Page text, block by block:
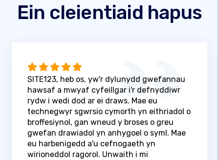
Ein cleientiaid hapus
SITE123, heb os, yw'r dylunydd gwefannau
hawsaf a mwyaf cyfeillgar i'r defnyddiwr
rydw i wedi dod ar ei draws. Mae eu
technegwyr sgwrsio cymorth yn eithriadol o
broffesiynol, gan wneud y broses o greu
gwefan drawiadol yn anhygoel o syml. Mae
eu harbenigedd a'u cefnogaeth yn
wirioneddol ragorol. Unwaith i mi